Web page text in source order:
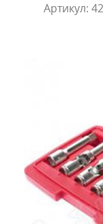
Артикул: